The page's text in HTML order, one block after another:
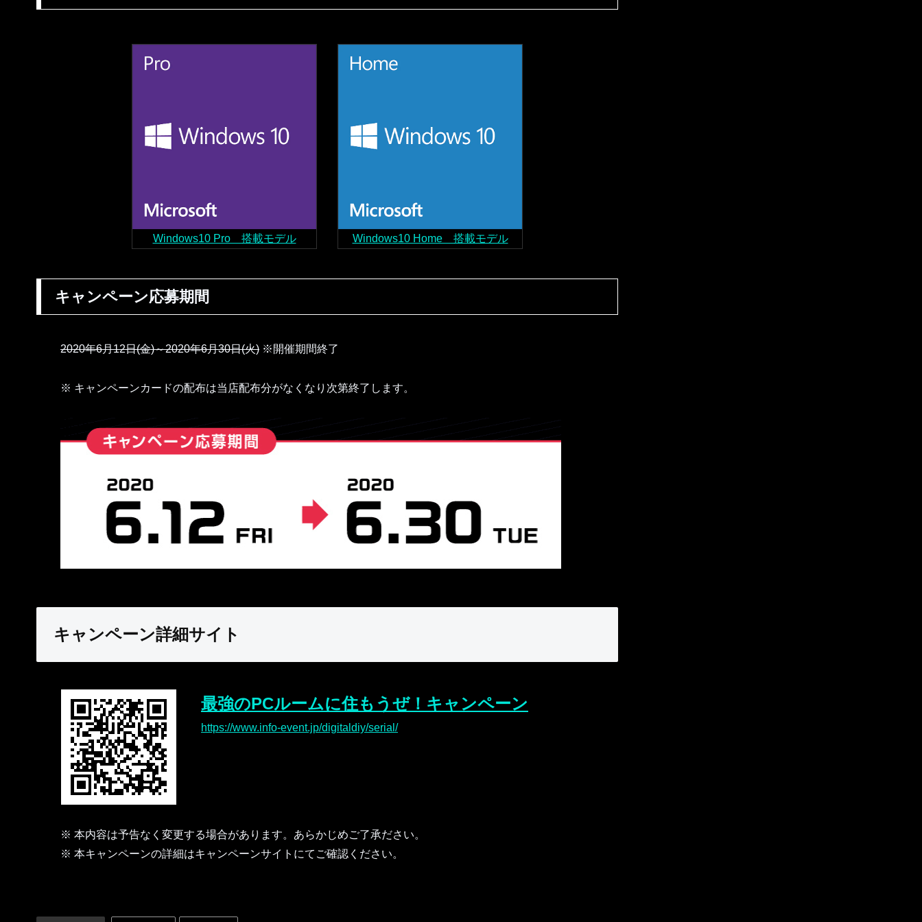
Windows10 Pro 搭載モデル Windows10 Home 搭載モデル
キャンペーン応募期間
2020年6月12日(金)～2020年6月30日(火) ※開催期間終了
※ キャンペーンカードの配布は当店配布分がなくなり次第終了します。
キャンペーン詳細サイト
最強のPCルームに住もうぜ！キャンペーン
https://www.info-event.jp/digitaldiy/serial/
※ 本内容は予告なく変更する場合があります。あらかじめご了承ださい。
※ 本キャンペーンの詳細はキャンペーンサイトにてご確認ください。